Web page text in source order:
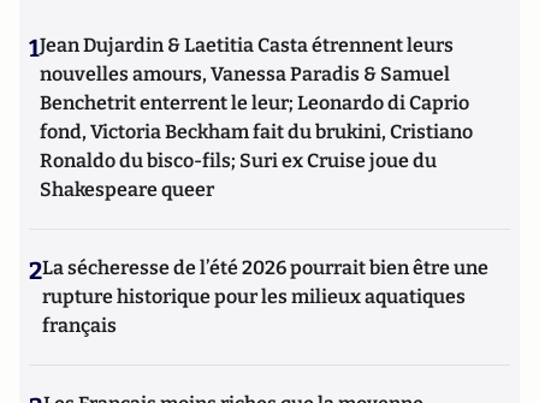
1Jean Dujardin & Laetitia Casta étrennent leurs
nouvelles amours, Vanessa Paradis & Samuel
Benchetrit enterrent le leur; Leonardo di Caprio
fond, Victoria Beckham fait du brukini, Cristiano
Ronaldo du bisco-fils; Suri ex Cruise joue du
Shakespeare queer
2La sécheresse de l’été 2026 pourrait bien être une
rupture historique pour les milieux aquatiques
français